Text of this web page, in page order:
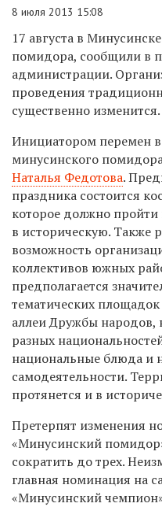
8 июля 2013 15:08
17 августа в
помидора, сообщили в
администрации.
проведения
существенно изменится.
Инициатором перемен
минусинского
Наталья Федотова.
праздника состоится
которое должно пройти
в историческую. Также
возможность
коллективов южных
предполагается
тематических
аллеи Дружбы
разных
национальные блюда и
самодеятельности.
протянется и в
Претерпят изменения
«Минусинский
сократить до трех.
главная номинация на
«Минусинский